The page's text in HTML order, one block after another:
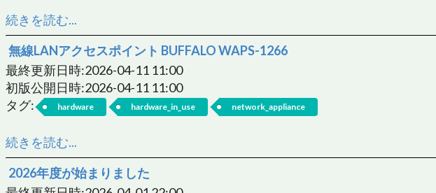
続きを読む...
無線LANアクセスポイント BUFFALO WAPS-1266
最終更新日時:2026-04-11 11:00
初版公開日時:2026-04-11 11:00
タグ:
hardware hardware_in_use network_appliance
続きを読む...
2026年度が始まりました